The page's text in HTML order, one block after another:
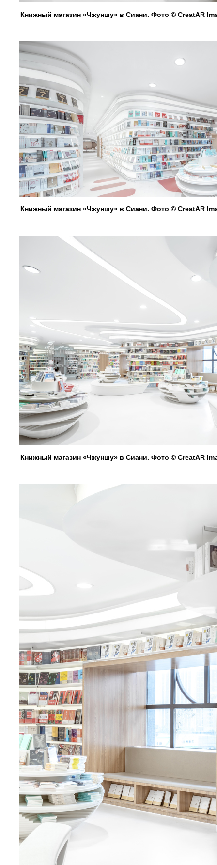
Книжный магазин «Чжуншу» в Сиани. Фото © CreatAR
Книжный магазин «Чжуншу» в Сиани. Фото © CreatAR
Книжный магазин «Чжуншу» в Сиани. Фото © CreatAR